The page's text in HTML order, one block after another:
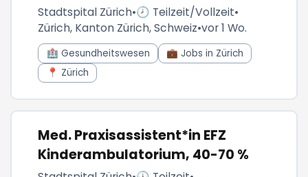
Stadtspital Zürich•🕗 Teilzeit/Vollzeit•
Zürich, Kanton Zürich, Schweiz•vor 1 Wo.
🏥 Gesundheitswesen
💼 Jobs in Zürich
📍 Zürich
Med. Praxisassistent*in EFZ
Kinderambulatorium, 40-70 %